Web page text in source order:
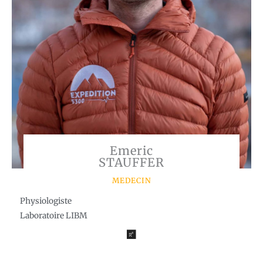
Emeric
STAUFFER
MEDECIN
Physiologiste
Laboratoire LIBM
R